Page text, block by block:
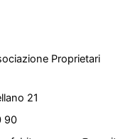
Proprietari
21
90